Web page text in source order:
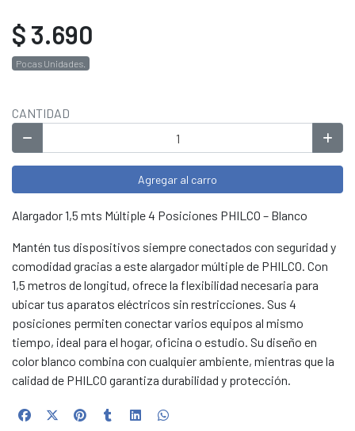
$ 3.690
Pocas Unidades.
CANTIDAD
Agregar al carro
Alargador 1,5 mts Múltiple 4 Posiciones PHILCO – Blanco
Mantén tus dispositivos siempre conectados con seguridad y
comodidad gracias a este alargador múltiple de PHILCO. Con
1,5 metros de longitud, ofrece la flexibilidad necesaria para
ubicar tus aparatos eléctricos sin restricciones. Sus 4
posiciones permiten conectar varios equipos al mismo
tiempo, ideal para el hogar, oficina o estudio. Su diseño en
color blanco combina con cualquier ambiente, mientras que la
calidad de PHILCO garantiza durabilidad y protección.